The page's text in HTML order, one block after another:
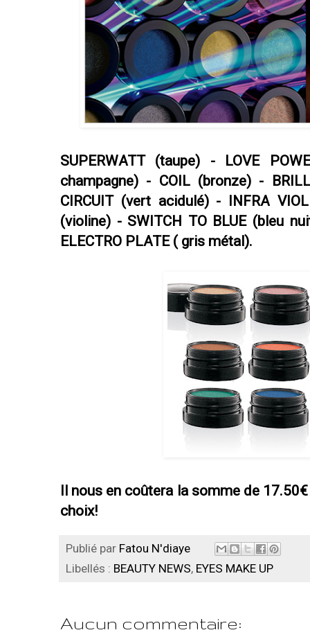
SUPERWATT (taupe) - LOVE
champagne) - COIL (bronze) -
CIRCUIT (vert acidulé) - INFRA
(violine) - SWITCH TO BLUE (bleu
ELECTRO PLATE ( gris métal).
Il nous en coûtera la somme de
choix!
Publié par Fatou N'diaye
Libellés : BEAUTY NEWS, EYES MAKE UP
Aucun commentaire: